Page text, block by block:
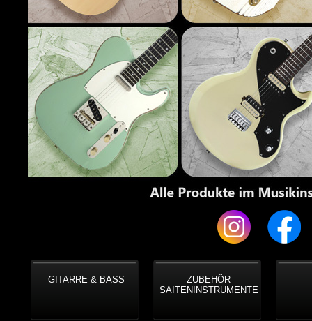
GITARRE & BASS
ZUBEHÖR
SAITENINSTRUMENTE